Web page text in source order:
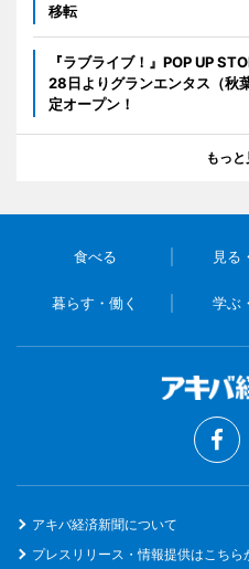
移転
『ラブライブ！』POP UP
28日よりグランエンタス（秋
定オープン！
もっと
食べる 見る
暮らす・働く 学ぶ
アキバ経済新聞について
プレスリリース・情報提供はこちら